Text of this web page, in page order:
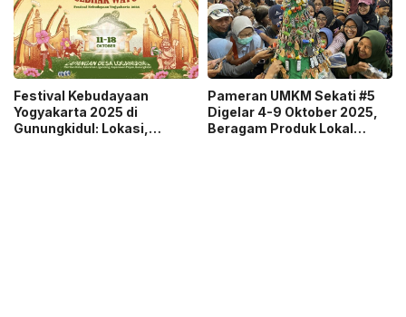
Festival Kebudayaan
Yogyakarta 2025 di
Gunungkidul: Lokasi,
Pameran UMKM Sekati #5
Digelar 4-9 Oktober 2025,
Beragam Produk Lokal